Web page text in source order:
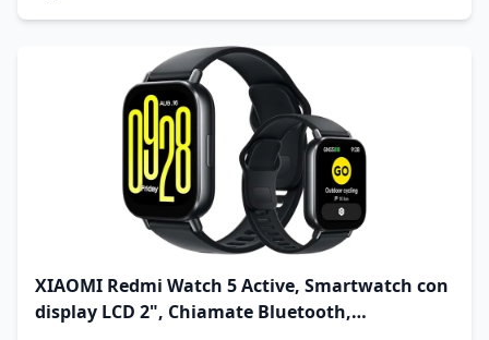
Mini XS XR X 8 7 6 SE iPad Global Recycled
XIAOMI Redmi Watch 5 Active, Smartwatch con
display LCD 2", Chiamate Bluetooth,